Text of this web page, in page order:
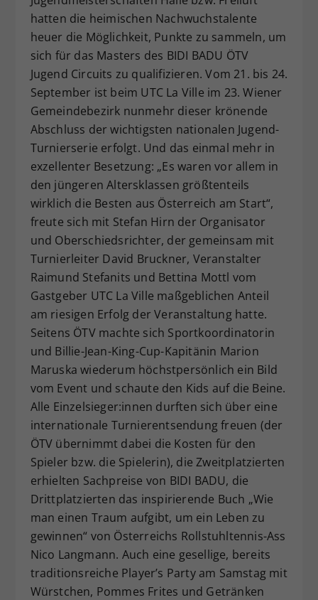
hatten die heimischen Nachwuchstalente
heuer die Möglichkeit, Punkte zu sammeln, um
sich für das Masters des BIDI BADU ÖTV
Jugend Circuits zu qualifizieren. Vom 21. bis 24.
September ist beim UTC La Ville im 23. Wiener
Gemeindebezirk nunmehr dieser krönende
Abschluss der wichtigsten nationalen Jugend-
Turnierserie erfolgt. Und das einmal mehr in
exzellenter Besetzung: „Es waren vor allem in
den jüngeren Altersklassen größtenteils
wirklich die Besten aus Österreich am Start“,
freute sich mit Stefan Hirn der Organisator
und Oberschiedsrichter, der gemeinsam mit
Turnierleiter David Bruckner, Veranstalter
Raimund Stefanits und Bettina Mottl vom
Gastgeber UTC La Ville maßgeblichen Anteil
am riesigen Erfolg der Veranstaltung hatte.
Seitens ÖTV machte sich Sportkoordinatorin
und Billie-Jean-King-Cup-Kapitänin Marion
Maruska wiederum höchstpersönlich ein Bild
vom Event und schaute den Kids auf die Beine.
Alle Einzelsieger:innen durften sich über eine
internationale Turnierentsendung freuen (der
ÖTV übernimmt dabei die Kosten für den
Spieler bzw. die Spielerin), die Zweitplatzierten
erhielten Sachpreise von BIDI BADU, die
Drittplatzierten das inspirierende Buch „Wie
man einen Traum aufgibt, um ein Leben zu
gewinnen“ von Österreichs Rollstuhltennis-Ass
Nico Langmann. Auch eine gesellige, bereits
traditionsreiche Player’s Party am Samstag mit
Würstchen, Pommes Frites und Getränken
Zweck
Dieser Wert speichert Ihre Consent-
Einstellungen. Unter anderem eine
zufällig generierte ID, für die
historische Speicherung Ihrer
vorgenommen Einstellungen, falls der
Webseiten-Betreiber dies eingestellt
hat.